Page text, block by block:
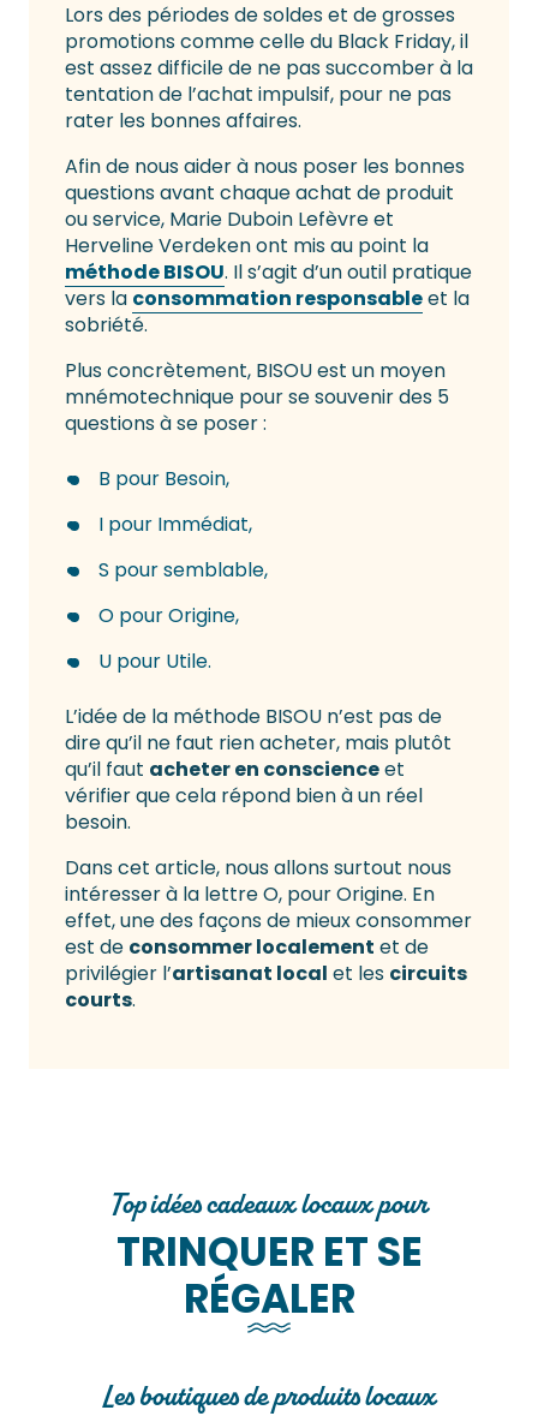
Lors des périodes de soldes et de grosses
promotions comme celle du Black Friday, il
est assez difficile de ne pas succomber à la
tentation de l’achat impulsif, pour ne pas
rater les bonnes affaires.
Afin de nous aider à nous poser les bonnes
questions avant chaque achat de produit
ou service, Marie Duboin Lefèvre et
Herveline Verdeken ont mis au point la
méthode BISOU. Il s’agit d’un outil pratique
vers la consommation responsableet la
sobriété.
Plus concrètement, BISOU est un moyen
mnémotechnique pour se souvenir des 5
questions à se poser :
B pour Besoin,
I pour Immédiat,
S pour semblable,
O pour Origine,
U pour Utile.
L’idée de la méthode BISOU n’est pas de
dire qu’il ne faut rien acheter, mais plutôt
qu’il faut acheter en conscienceet
vérifier que cela répond bien à un réel
besoin.
Dans cet article, nous allons surtout nous
intéresser à la lettre O, pour Origine. En
effet, une des façons de mieux consommer
est de consommer localement et de
privilégier l’artisanat local et les circuits
courts.
Top idées cadeaux locaux pour
TRINQUER ET SE
RÉGALER
Les boutiques de produits locaux